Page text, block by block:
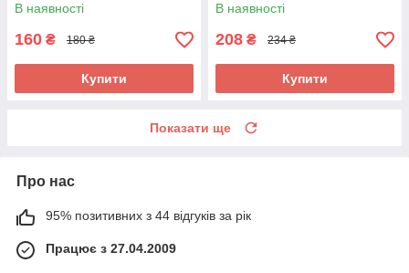
В наявності
160 ₴ 180 ₴
Купити
В наявності
208 ₴ 234 ₴
Купити
Показати ще
Про нас
95% позитивних з 44 відгуків за рік
Працює з 27.04.2009